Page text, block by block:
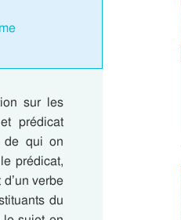
sur les
prédicat
de qui on
prédicat,
verbe
du